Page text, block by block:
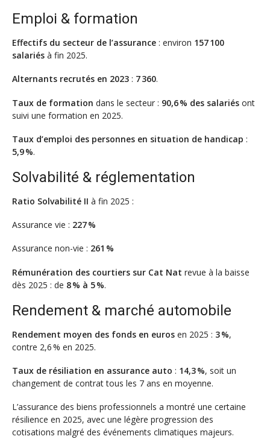
Emploi & formation
Effectifs du secteur de l’assurance : environ 157 100
salariés à fin 2025.
Alternants recrutés en 2023 : 7 360.
Taux de formation dans le secteur : 90,6 % des salariés ont
suivi une formation en 2025.
Taux d’emploi des personnes en situation de handicap :
5,9 %.
Solvabilité & réglementation
Ratio Solvabilité II à fin 2025 :
Assurance vie : 227 %
Assurance non-vie : 261 %
Rémunération des courtiers sur Cat Nat revue à la baisse
dès 2025 : de 8 % à 5 %.
Rendement & marché automobile
Rendement moyen des fonds en euros en 2025 : 3 %,
contre 2,6 % en 2025.
Taux de résiliation en assurance auto : 14,3 %, soit un
changement de contrat tous les 7 ans en moyenne.
L’assurance des biens professionnels a montré une certaine
résilience en 2025, avec une légère progression des
cotisations malgré des événements climatiques majeurs.